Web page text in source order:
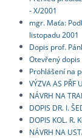
- X/2001
mgr. Maťa:
listopadu 2001
Dopis prof.
Otevřený
Prohlášení na
VÝZVA AS PŘF
NÁVRH NA
DOPIS DR. I.
DOPIS KOL. R.
NÁVRH NA